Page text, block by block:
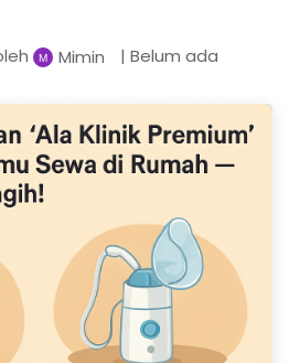
Mimin
| Belum ada